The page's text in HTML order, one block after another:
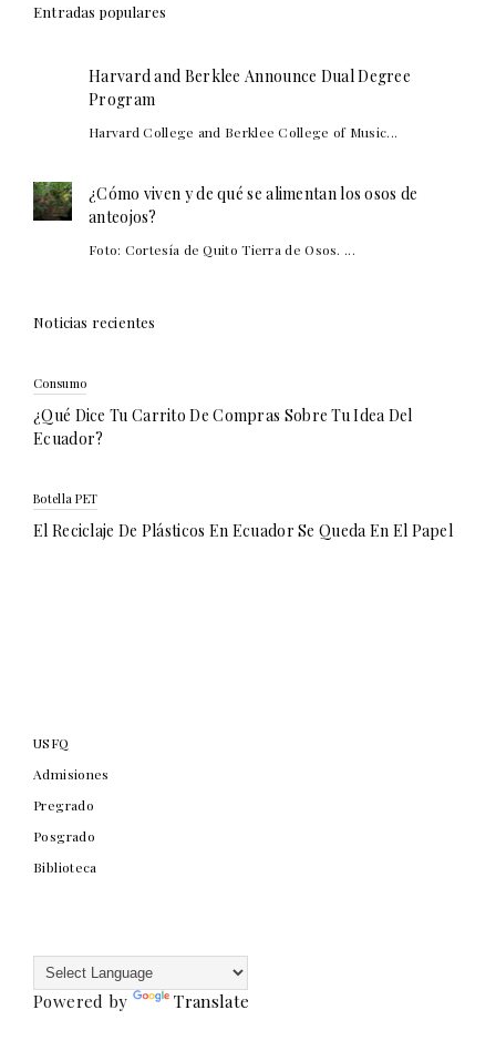
Entradas populares
Harvard and Berklee Announce Dual Degree
Program
Harvard College and Berklee College of Music...
¿Cómo viven y de qué se alimentan los osos de
anteojos?
Foto: Cortesía de Quito Tierra de Osos. ...
Noticias recientes
Consumo
¿Qué Dice Tu Carrito De Compras Sobre Tu Idea Del
Ecuador?
Botella PET
El Reciclaje De Plásticos En Ecuador Se Queda En El Papel
USFQ
Admisiones
Pregrado
Posgrado
Biblioteca
Powered by Translate